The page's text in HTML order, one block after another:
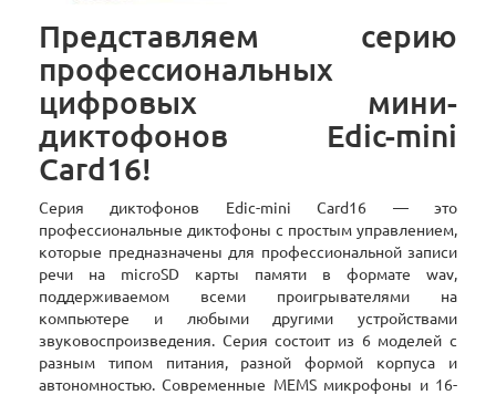
Представляем серию
профессиональных
цифровых мини-
диктофонов Edic-mini
Card16!
Серия диктофонов Edic-mini Card16 — это
профессиональные диктофоны с простым управлением,
которые предназначены для профессиональной записи
речи на microSD карты памяти в формате wav,
поддерживаемом всеми проигрывателями на
компьютере и любыми другими устройствами
звуковоспроизведения. Серия состоит из 6 моделей с
разным типом питания, разной формой корпуса и
автономностью. Современные MEMS микрофоны и 16-